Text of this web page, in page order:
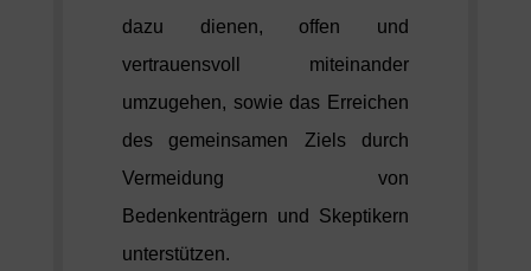
dazu dienen, offen und
vertrauensvoll miteinander
umzugehen, sowie das Erreichen
des gemeinsamen Ziels durch
Vermeidung von
Bedenkenträgern und Skeptikern
unterstützen.